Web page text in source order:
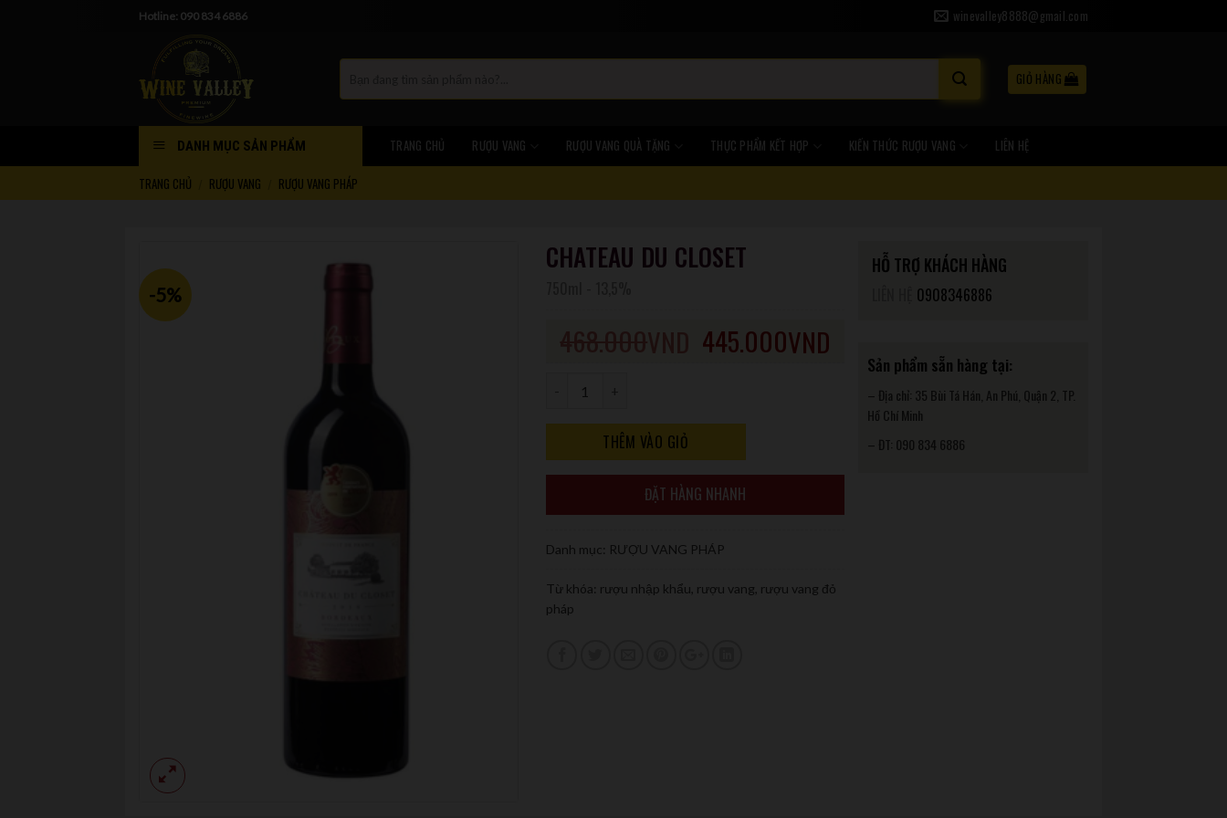
Hotline: 090 834 6886 winevalley8888@gmail.com
GIỎ HÀNG
DANH MỤC SẢN PHẨM TRANG CHỦ RƯỢU VANG RƯỢU VANG QUÀ TẶNG THỰC PHẨM KẾT HỢP KIẾN THỨC RƯỢU VANG LIÊN HỆ
TRANG CHỦ RƯỢU VANG RƯỢU VANG PHÁP
-5%
CHATEAU DU CLOSET
445.000VND
THÊM VÀO GIỎ
ĐẶT HÀNG NHANH
Danh mục: RƯỢU VANG PHÁP
Từ khóa: rượu nhập khẩu rượu vang rượu vang đỏ
pháp
HỖ TRỢ KHÁCH HÀNG
0908346886
Sản phẩm sẵn hàng tại:
– Địa chỉ: 35 Bùi Tá Hán, An Phú, Quận 2, TP.
Hồ Chí Minh
– ĐT: 090 834 6886